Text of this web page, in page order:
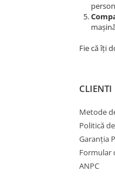
Fie că îți
CLIENTI
Metode
Politică
Garanția
Formular
ANPC